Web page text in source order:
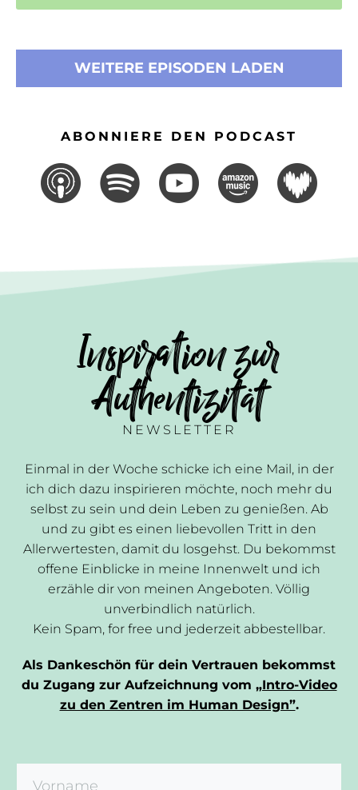
WEITERE EPISODEN LADEN
ABONNIERE DEN PODCAST
Inspiration zur
Authentizität
NEWSLETTER
Einmal in der Woche schicke ich eine Mail, in der
ich dich dazu inspirieren möchte, noch mehr du
selbst zu sein und dein Leben zu genießen. Ab
und zu gibt es einen liebevollen Tritt in den
Allerwertesten, damit du losgehst. Du bekommst
offene Einblicke in meine Innenwelt und ich
erzähle dir von meinen Angeboten. Völlig
unverbindlich natürlich.
Kein Spam, for free und jederzeit abbestellbar.
Als Dankeschön für dein Vertrauen bekommst
du Zugang zur Aufzeichnung vom „Intro-Video
zu den Zentren im Human Design”.